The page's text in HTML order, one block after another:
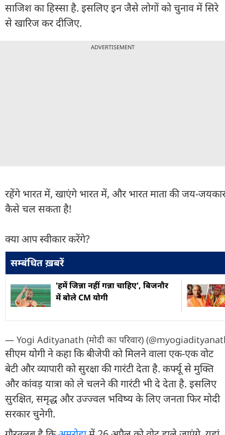
साजिश का हिस्सा है. इसलिए इन जैसे लोगों को चुनाव में सिरे
से खारिज कर दीजिए.
ADVERTISEMENT
रहेंगे भारत में, खाएंगे भारत में, और भारत माता की जय-
कैसे चल सकता है!
क्या आप स्वीकार करेंगे?
सम्बंधित ख़बरें
'हमें जिन्ना नहीं गन्ना चाहिए', बिजनौर
में बोले CM योगी
— Yogi Adityanath (मोदी का परिवार)
सीएम योगी ने कहा कि बीजेपी को मिलने वाला एक-एक वोट
बेटी और व्यापारी को सुरक्षा की गारंटी देता है. कर्फ्यू से मुक्ति
और कांवड़ यात्रा को ले चलने की गारंटी भी दे देता है. इसलिए
सुरक्षित, समृद्ध और उज्ज्वल भविष्य के लिए जनता फिर मोदी
सरकार चुनेगी.